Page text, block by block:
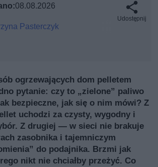
08.08.2026
Pasterczyk
Udostępnij
ogrzewających dom pelletem
pytanie: czy to „zielone” paliwo
bezpieczne, jak się o nim mówi? Z
uchodzi za czysty, wygodny i
Z drugiej — w sieci nie brakuje
zasobnika i tajemniczym
do podajnika. Brzmi jak
nikt nie chciałby przeżyć. Co